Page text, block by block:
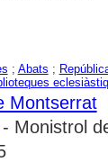
; Abats ;
Montserrat
Monistrol